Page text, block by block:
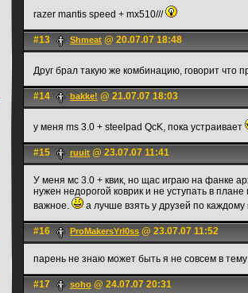
razer mantis speed + mx510///
#13 Shmeat @ 20.07.07 18:48
Друг брал такую же комбинацию, говорит что
#14 bakke! @ 21.07.07 18:03
у меня ms 3.0 + steelpad QcK, пока устраивает
#15 ruuit @ 23.07.07 11:41
У меня мс 3.0 + квик, но щас играю на фанке
нужен недорогой коврик и не уступать в
важное.
а лучше взять у друзей по каждому
#16 ProMakersYrl0ss @ 23.07.07 11:52
парень не знаю может быть я не совсем в
#17 soho @ 24.07.07 20:31